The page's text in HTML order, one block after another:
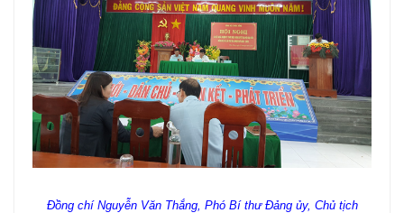
Đồng chí Nguyễn Văn Thắng, Phó Bí thư Đảng ủy, Chủ tịch